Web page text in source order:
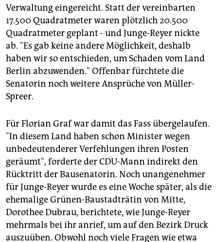
Verwaltung eingereicht. Statt der vereinbarten
17.500 Quadratmeter waren plötzlich 20.500
Quadratmeter geplant - und Junge-Reyer nickte
ab. "Es gab keine andere Möglichkeit, deshalb
haben wir so entschieden, um Schaden vom Land
Berlin abzuwenden." Offenbar fürchtete die
Senatorin noch weitere Ansprüche von Müller-
Spreer.
Für Florian Graf war damit das Fass übergelaufen.
"In diesem Land haben schon Minister wegen
unbedeutenderer Verfehlungen ihren Posten
geräumt", forderte der CDU-Mann indirekt den
Rücktritt der Bausenatorin. Noch unangenehmer
für Junge-Reyer wurde es eine Woche später, als die
ehemalige Grünen-Baustadträtin von Mitte,
Dorothee Dubrau, berichtete, wie Junge-Reyer
mehrmals bei ihr anrief, um auf den Bezirk Druck
auszuüben. Obwohl noch viele Fragen wie etwa